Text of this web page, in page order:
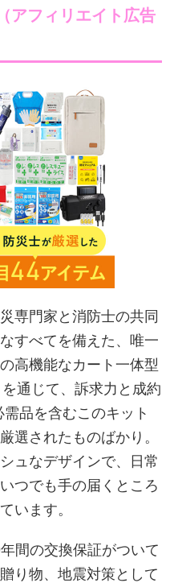
アフィリエイト広告
専門家と消防士の共同
すべてを備えた、唯一
高機能なカート一体型
通じて、訴求力と成約
品を含むこのキット
選されたものばかり。
ュなデザインで、日常
つでも手の届くところ
います。
間の交換保証がついて
り物、地震対策として